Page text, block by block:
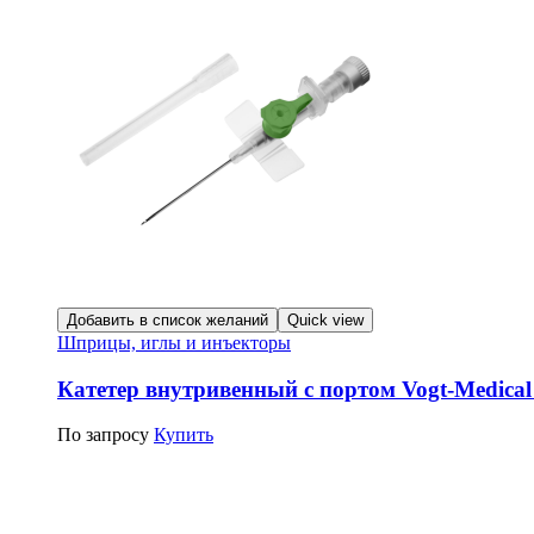
Добавить в список желаний Quick view
Шприцы, иглы и инъекторы
Катетер внутривенный с портом Vogt-
По запросу Купить